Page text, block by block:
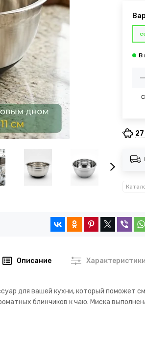
Описание Характеристики
для вашей кухни, который поможет
блинчиков к чаю. Миска